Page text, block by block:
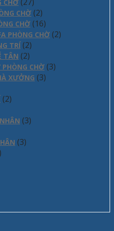
CHỜ
CHỜ (2)
CHỜ (16)
PHÒNG CHỜ (2)
TRÍ (2)
TÂN (2)
PHÒNG CHỜ (3)
XƯỞNG (3)
(2)
(3)
(3)